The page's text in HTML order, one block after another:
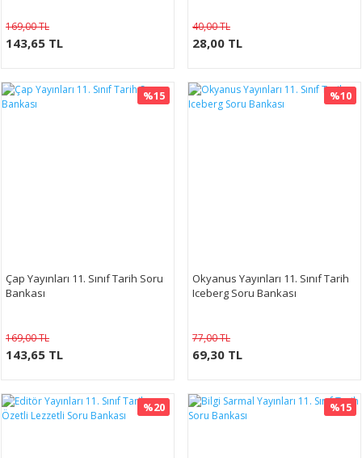
169,00 TL
143,65 TL
40,00 TL
28,00 TL
%15
Çap Yayınları 11. Sınıf Tarih Soru
Bankası
169,00 TL
143,65 TL
%10
Okyanus Yayınları 11. Sınıf Tarih
Iceberg Soru Bankası
77,00 TL
69,30 TL
%20 %15